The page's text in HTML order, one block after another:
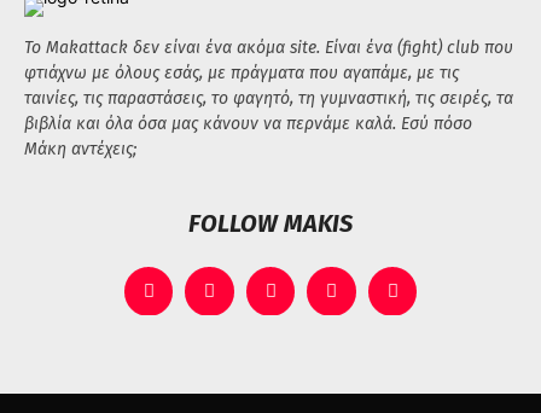
Το Makattack δεν είναι ένα ακόμα site. Είναι ένα (fight) club που
φτιάχνω με όλους εσάς, με πράγματα που αγαπάμε, με τις
ταινίες, τις παραστάσεις, το φαγητό, τη γυμναστική, τις σειρές, τα
βιβλία και όλα όσα μας κάνουν να περνάμε καλά. Εσύ πόσο
Μάκη αντέχεις;
FOLLOW MAKIS